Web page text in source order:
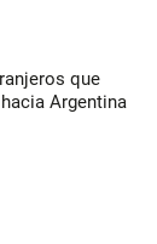
que
Argentina